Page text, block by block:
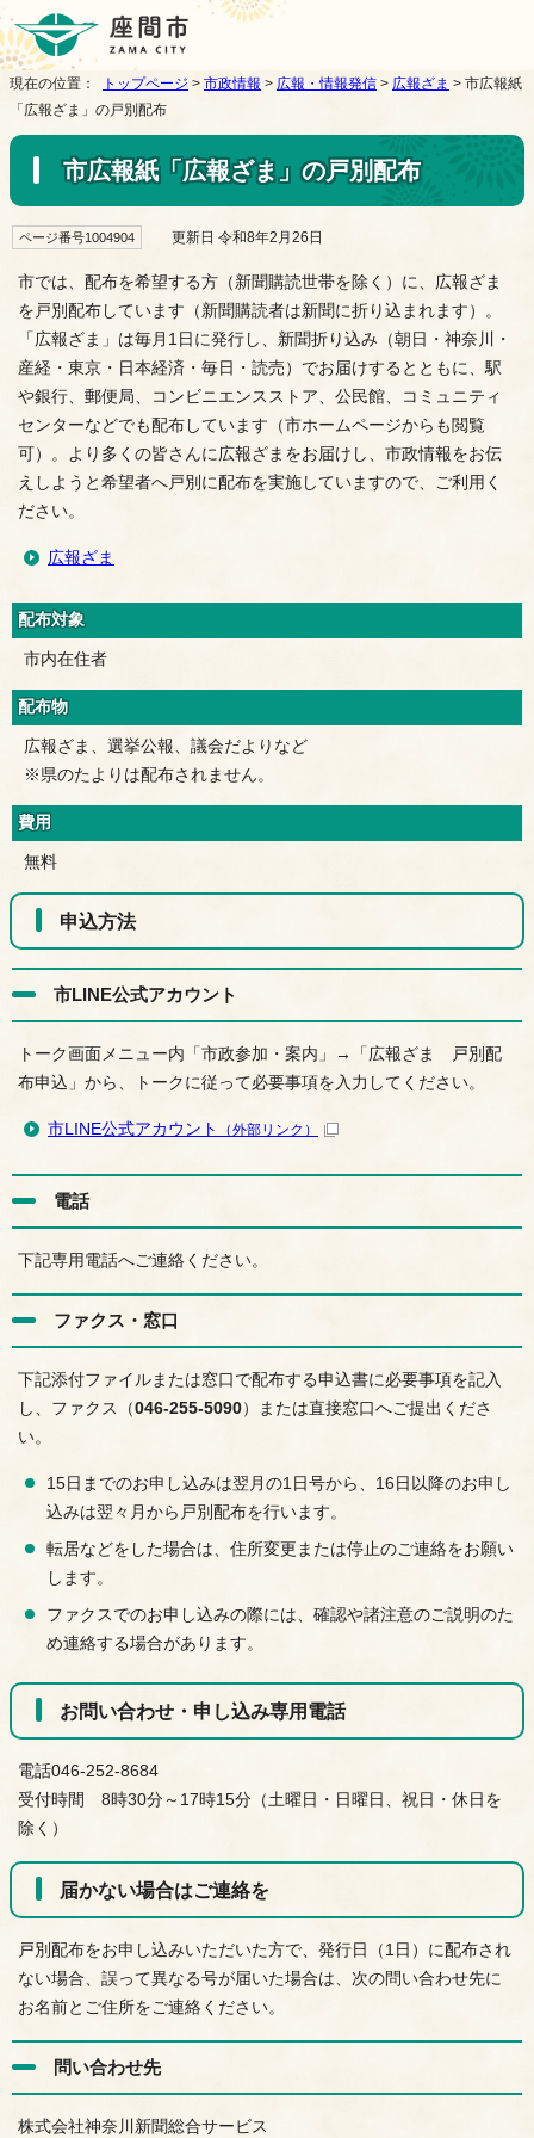
現在の位置： トップページ > 市政情報 > 広報・情報発信 > 広報ざま > 市広報紙
「広報ざま」の戸別配布
市広報紙「広報ざま」の戸別配布
ページ番号1004904 更新日 令和8年2月26日
市では、配布を希望する方（新聞購読世帯を除く）に、広報ざま
を戸別配布しています（新聞購読者は新聞に折り込まれます）。
「広報ざま」は毎月1日に発行し、新聞折り込み（朝日・神奈川・
産経・東京・日本経済・毎日・読売）でお届けするとともに、駅
や銀行、郵便局、コンビニエンスストア、公民館、コミュニティ
センターなどでも配布しています（市ホームページからも閲覧
可）。より多くの皆さんに広報ざまをお届けし、市政情報をお伝
えしようと希望者へ戸別に配布を実施していますので、ご利用く
ださい。
広報ざま
配布対象
市内在住者
配布物
広報ざま、選挙公報、議会だよりなど
※県のたよりは配布されません。
費用
無料
申込方法
市LINE公式アカウント
トーク画面メニュー内「市政参加・案内」→「広報ざま 戸別配
布申込」から、トークに従って必要事項を入力してください。
市LINE公式アカウント （外部リンク）
電話
下記専用電話へご連絡ください。
ファクス・窓口
下記添付ファイルまたは窓口で配布する申込書に必要事項を記入
し、ファクス（046-255-5090）または直接窓口へご提出くださ
い。
15日までのお申し込みは翌月の1日号から、16日以降のお申し
込みは翌々月から戸別配布を行います。
転居などをした場合は、住所変更または停止のご連絡をお願い
します。
ファクスでのお申し込みの際には、確認や諸注意のご説明のた
め連絡する場合があります。
お問い合わせ・申し込み専用電話
電話046-252-8684
受付時間 8時30分～17時15分（土曜日・日曜日、祝日・休日を
除く）
届かない場合はご連絡を
戸別配布をお申し込みいただいた方で、発行日（1日）に配布され
ない場合、誤って異なる号が届いた場合は、次の問い合わせ先に
お名前とご住所をご連絡ください。
問い合わせ先
株式会社神奈川新聞総合サービス